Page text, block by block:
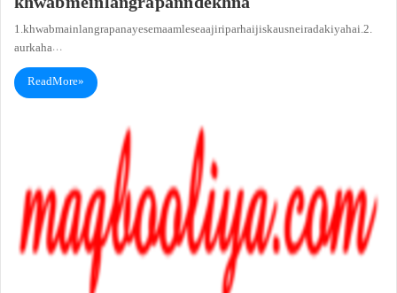
1. khwab main langra pan ayese maamle se aajiri par hai jis ka us ne irada kiya hai.2.
aur kaha…
Read More »